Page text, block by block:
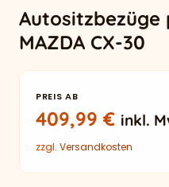
Autositzbezüge
MAZDA CX-30
PREIS AB
409,99€ inkl.
zzgl. Versandkosten